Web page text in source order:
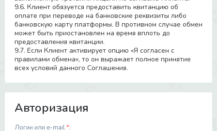
9.6. Клиент обязуется предоставить квитанцию об
оплате при переводе на банковские реквизиты либо
банковскую карту платформы. В противном случае обмен
может быть приостановлен на время вплоть до
предоставления квитанции.
9.7. Если Клиент активирует опцию «Я согласен с
правилами обмена», то он выражает полное принятие
всех условий данного Соглашения.
Авторизация
Логин или e-mail*: